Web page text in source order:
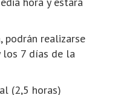
podrán realizarse
los 7 días de la
(2,5 horas)